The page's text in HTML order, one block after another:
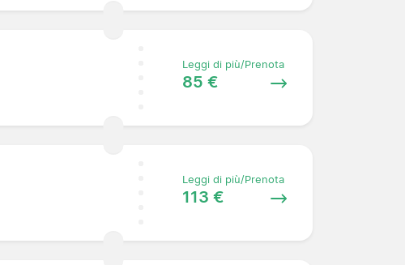
Leggi di più/Prenota
85 €
Leggi di più/Prenota
113 €